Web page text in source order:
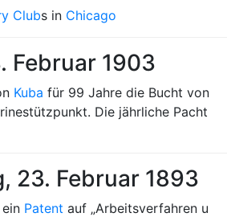
Clubs in Chicago
Februar 1903
Kuba für 99 Jahre die Bucht von
Die jährliche Pacht
23. Februar 1893
Patent auf „Arbeitsverfahren u